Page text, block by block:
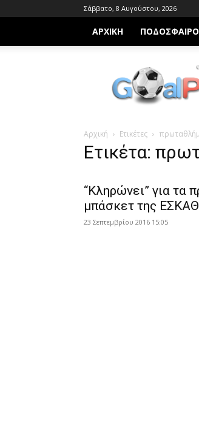
Σάββατο, 8 Αυγούστου, 2026
ΑΡΧΙΚΗ ΠΟΔΌΣΦΑΙΡΟ
Goalpost.gr
Αρχική Ετικέτες
Ετικέτα:
“Κληρώνει” για τα
μπάσκετ της ΕΣΚΑΘ
23 Σεπτεμβρίου 2016 15:05